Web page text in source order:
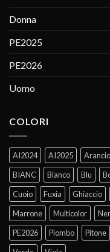
Donna
PE2025
PE2026
Uomo
COLORI
AI2024 AI2025 Arancio
BIANC
Bianco Blu
Cuoio
Fuxia Ghiaccio
Marrone
Multicolor
PE2026
Piombo Pitone